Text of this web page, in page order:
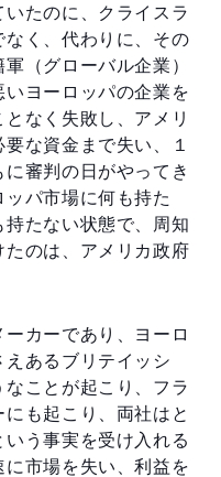
たのに、クライスラ
く、代わりに、その
（グローバル企業）
ヨーロッパの企業を
なく失敗し、アメリ
な資金まで失い、１
審判の日がやってき
パ市場に何も持た
たない状態で、周知
のは、アメリカ政府
カーであり、ヨーロ
あるブリテイッシ
ことが起こり、フラ
も起こり、両社はと
う事実を受け入れる
市場を失い、利益を